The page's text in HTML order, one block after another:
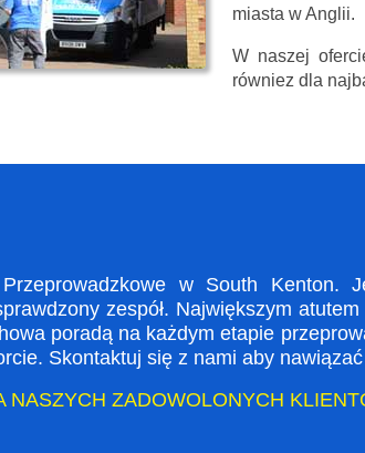
miasta w Anglii.
W naszej
równiez dla
Przeprowadzkowe w South Kenton.
zespół. Największym
poradą na każdym etapie
Skontaktuj się z nami aby nawiązać
NASZYCH ZADOWOLONYCH